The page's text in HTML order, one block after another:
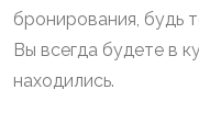
бронирования, будь
Вы всегда будете в
находились.